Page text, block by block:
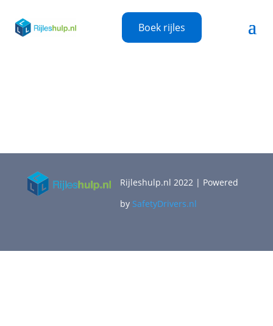
Boek rijles
Rijleshulp.nl 2022 | Powered
by SafetyDrivers.nl